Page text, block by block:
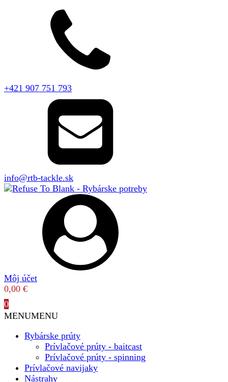
+421 907 751 793
info@rtb-tackle.sk
Môj účet
0,00 €
0
MENUMENU
Rybárske prúty
Prívlačové prúty - baitcast
Prívlačové prúty - spinning
Prívlačové navijaky
Nástrahy